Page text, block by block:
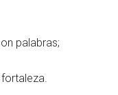
palabras;